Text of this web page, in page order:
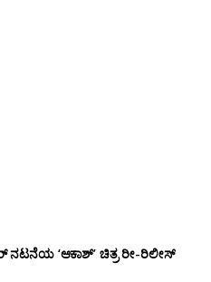
ನಟನೆಯ ‘ಆಕಾಶ್’ ಚಿತ್ರ ರೀ-ರಿಲೀಸ್